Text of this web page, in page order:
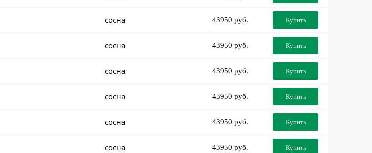
сосна 43950 руб. Купить
сосна 43950 руб. Купить
сосна 43950 руб. Купить
сосна 43950 руб. Купить
сосна 43950 руб. Купить
сосна 43950 руб. Купить